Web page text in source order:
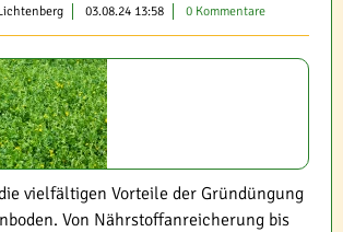
03.08.24 13:58 0 Kommentare
vielfältigen Vorteile der Gründüngung
Von Nährstoffanreicherung bis